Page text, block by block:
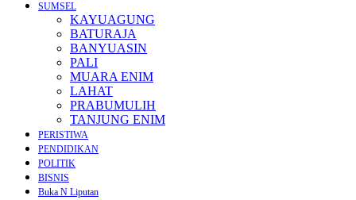
SUMSEL
KAYUAGUNG
BATURAJA
BANYUASIN
PALI
MUARA ENIM
LAHAT
PRABUMULIH
TANJUNG ENIM
PERISTIWA
PENDIDIKAN
POLITIK
BISNIS
Buka N Liputan